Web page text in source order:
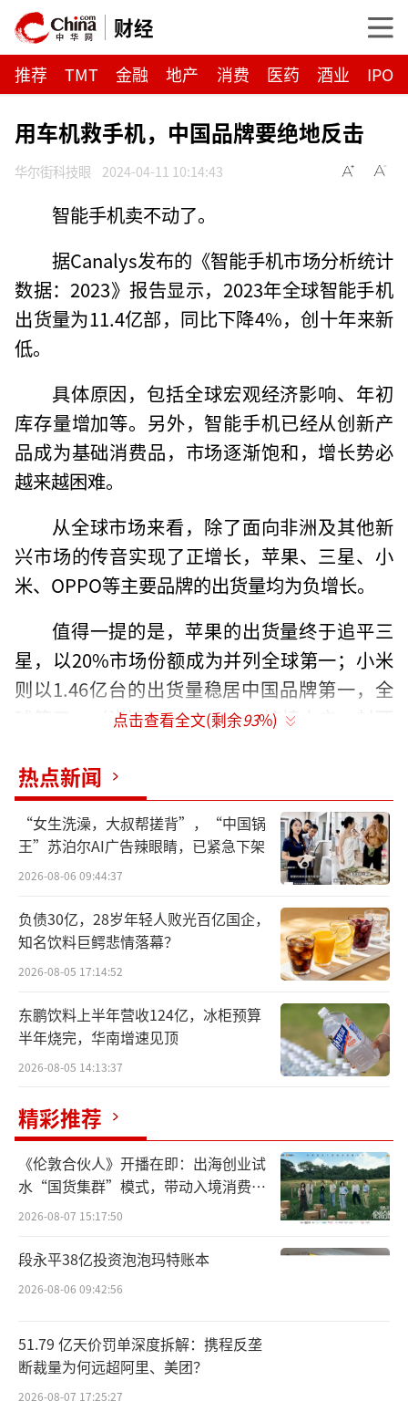
财经
推荐 TMT 金融 地产 消费 医药 酒业 IPO
用车机救手机，中国品牌要绝地反击
华尔街科技眼 2024-04-11 10:14:43
智能手机卖不动了。
据Canalys发布的《智能手机市场分析统计
数据：2023》报告显示，2023年全球智能手机
出货量为11.4亿部，同比下降4%，创十年来新
低。
具体原因，包括全球宏观经济影响、年初
库存量增加等。另外，智能手机已经从创新产
品成为基础消费品，市场逐渐饱和，增长势必
越来越困难。
从全球市场来看，除了面向非洲及其他新
兴市场的传音实现了正增长，苹果、三星、小
米、OPPO等主要品牌的出货量均为负增长。
值得一提的是，苹果的出货量终于追平三
星，以20%市场份额成为并列全球第一；小米
则以1.46亿台的出货量稳居中国品牌第一，全
球第三。（详情见：iPhone14接棒上市，封死
盘表示乐观，但手机厂商们正面临同一个问
题：下一个增长点在哪里？
全球主要市场萎缩，国产手机销量下滑
通常来说，中国、北美、印度是全球智能
点击查看全文(剩余93%)
热点新闻
“女生洗澡，大叔帮搓背”，“中国锅
王”苏泊尔AI广告辣眼睛，已紧急下架
2026-08-06 09:44:37
负债30亿，28岁年轻人败光百亿国企，
知名饮料巨鳄悲情落幕？
2026-08-05 17:14:52
东鹏饮料上半年营收124亿，冰柜预算
半年烧完，华南增速见顶
2026-08-05 14:13:37
精彩推荐
《伦敦合伙人》开播在即：出海创业试
水“国货集群”模式，带动入境消费反
向种草
2026-08-07 15:17:50
段永平38亿投资泡泡玛特账本
2026-08-06 09:42:56
51.79 亿天价罚单深度拆解：携程反垄
断裁量为何远超阿里、美团？
2026-08-07 17:25:27